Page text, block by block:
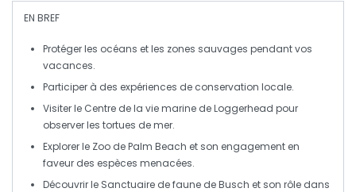
EN BREF
Protéger les océans et les zones sauvages pendant vos
vacances.
Participer à des expériences de conservation locale.
Visiter le Centre de la vie marine de Loggerhead pour
observer les tortues de mer.
Explorer le Zoo de Palm Beach et son engagement en
faveur des espèces menacées.
Découvrir le Sanctuaire de faune de Busch et son rôle dans